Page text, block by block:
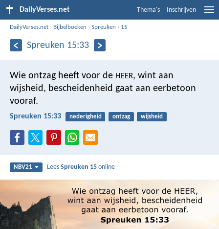
DailyVerses.net Thema's Inschrijven
DailyVerses.net › Bijbelboeken ›Spreuken › 15
Spreuken 15:33
Wie ontzag heeft voor de HEER, wint aan
wijsheid, bescheidenheid gaat aan eerbetoon
vooraf.
Spreuken 15:33 nederigheid ontzag wijsheid
NBV21 LeesSpreuken 15 online